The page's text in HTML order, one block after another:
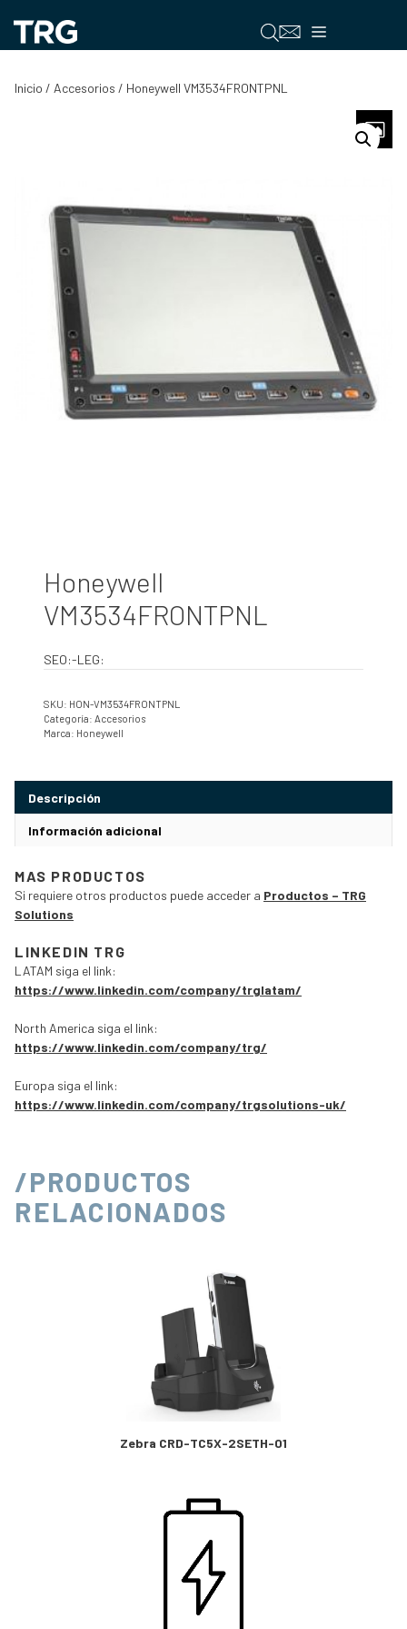
contenido
Menú
Inicio / Accesorios / Honeywell VM3534FRONTPNL
Honeywell
VM3534FRONTPNL
SEO:-LEG:
SKU: HON-VM3534FRONTPNL
Categoría: Accesorios
Marca: Honeywell
Descripción
Información adicional
MAS PRODUCTOS
Si requiere otros productos puede acceder a Productos – TRG
Solutions
LINKEDIN TRG
LATAM siga el link:
https://www.linkedin.com/company/trglatam/
North America siga el link:
https://www.linkedin.com/company/trg/
Europa siga el link:
https://www.linkedin.com/company/trgsolutions-uk/
/PRODUCTOS
RELACIONADOS
Zebra CRD-TC5X-2SETH-01